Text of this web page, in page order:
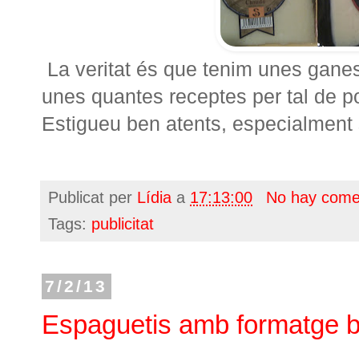
La veritat és que tenim unes
unes quantes receptes per tal de
Estigueu ben atents,
Publicat per Lídia a 17:13:00
No hay
Tags: publicitat
7/2/13
Espaguetis amb formatge